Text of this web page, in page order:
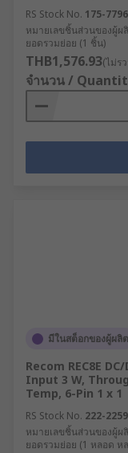
RS Stock No. 175-7796
หมายเลขชิ้นส่วนของผู้ผ
ยอดรวมย่อย (1 ชิ้น)
THB1,576.93(ไม่ร
จำนวน /
มีในสต็อกของผู้ผลิต
Recom REC8E
Input 3 W,
Temp, 6-Pin 1 x 1
RS Stock No. 222-2259
หมายเลขชิ้นส่วนของผู้ผ
ยอดรวมย่อย (1 หลอด ห